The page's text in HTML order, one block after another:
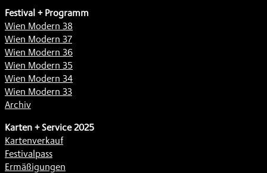
Festival + Programm
Wien Modern 38
Wien Modern 37
Wien Modern 36
Wien Modern 35
Wien Modern 34
Wien Modern 33
Archiv
Karten + Service 2025
Kartenverkauf
Festivalpass
Ermäßigungen